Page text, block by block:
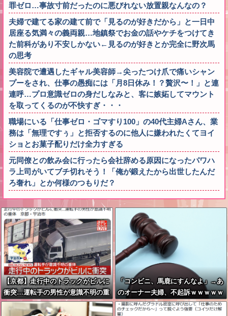
罪ゼロ…事故寸前だったのに悪びれない放置親なんなの？
夫婦で建てる家の建て前で「見るのが好きだから」と一日中
居座る気満々の義両親…地鎮祭でお金の話やケチをつけてき
た前科があり不安しかない←見るのが好きとか完全に野次馬
の思考
美容院で遭遇したギャル美容師→尖ったつけ爪で痛いシャン
プーをされ、仕事の愚痴には「月8日休み！？贅沢〜！」と連
連呼…プロ意識ゼロの身だしなみと、客に嫉妬してマウント
を取ってくるのが不快すぎ・・・
職場にいる「仕事ゼロ・ゴマすり100」の40代主婦Aさん、業
務は「無理ですぅ」と拒否するのに他人に嫌われたくてヨイ
ショとお菓子配りだけ全力すぎる
元同僚との飲み会に行ったら会社辞める原因になったパワハ
ラ上司がいてブチ切れそう！「俺が鍛えたから出世したんだ
ろ奢れ」とか何様のつもりだ？
【京都】走行中のトラックがビルに
衝突…運転手の男性が意識不明の重
体 宇治市
「コンビニ、馬鹿にすんなよ」→あ
のオーナー夫婦、不起訴ｗｗｗｗｗ
ｗｗｗｗ